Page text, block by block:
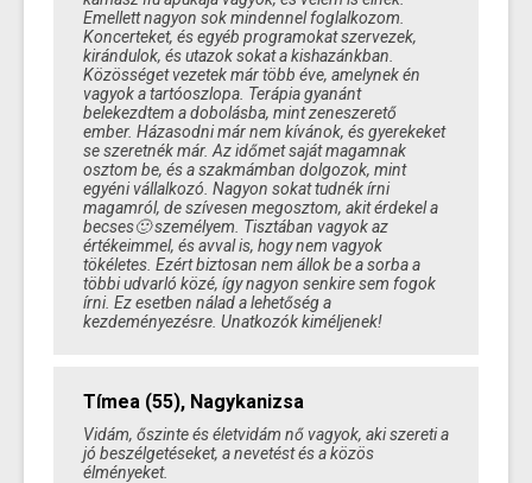
Emellett nagyon sok mindennel foglalkozom.
Koncerteket, és egyéb programokat szervezek,
kirándulok, és utazok sokat a kishazánkban.
Közösséget vezetek már több éve, amelynek én
vagyok a tartóoszlopa. Terápia gyanánt
belekezdtem a dobolásba, mint zeneszerető
ember. Házasodni már nem kívánok, és gyerekeket
se szeretnék már. Az időmet saját magamnak
osztom be, és a szakmámban dolgozok, mint
egyéni vállalkozó. Nagyon sokat tudnék írni
magamról, de szívesen megosztom, akit érdekel a
becses🙂 személyem. Tisztában vagyok az
értékeimmel, és avval is, hogy nem vagyok
tökéletes. Ezért biztosan nem állok be a sorba a
többi udvarló közé, így nagyon senkire sem fogok
írni. Ez esetben nálad a lehetőség a
kezdeményezésre. Unatkozók kiméljenek!
Tímea (55), Nagykanizsa
Vidám, őszinte és életvidám nő vagyok, aki szereti a
jó beszélgetéseket, a nevetést és a közös
élményeket.